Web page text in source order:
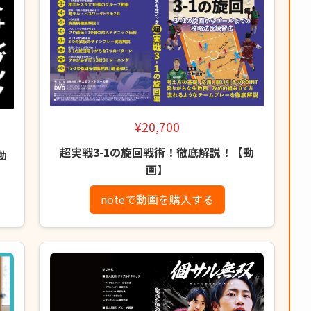
¥20,700
超実戦3-1の旋回戦術！徹底解説！【動
画】
noteで動画を購入する